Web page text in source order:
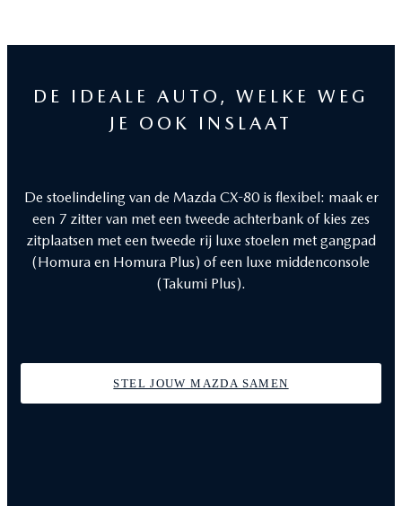
DE IDEALE AUTO, WELKE WEG
JE OOK INSLAAT
De stoelindeling van de Mazda CX-80 is flexibel: maak er
een 7 zitter van met een tweede achterbank of kies zes
zitplaatsen met een tweede rij luxe stoelen met gangpad
(Homura en Homura Plus) of een luxe middenconsole
(Takumi Plus).
STEL JOUW MAZDA SAMEN